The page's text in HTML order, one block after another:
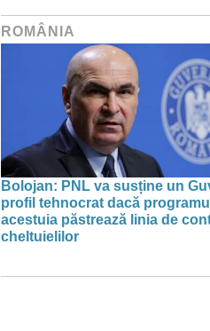
ROMÂNIA
Bolojan: PNL va susține un
profil tehnocrat dacă programul
acestuia păstrează linia de
cheltuielilor